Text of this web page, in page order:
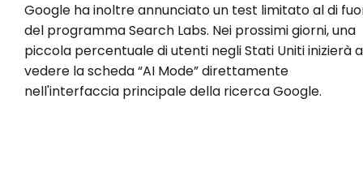
Google ha inoltre annunciato un test limitato al di
del programma Search Labs. Nei prossimi giorni, una
piccola percentuale di utenti negli Stati Uniti inizierà a
vedere la scheda “AI Mode” direttamente
nell'interfaccia principale della ricerca Google.